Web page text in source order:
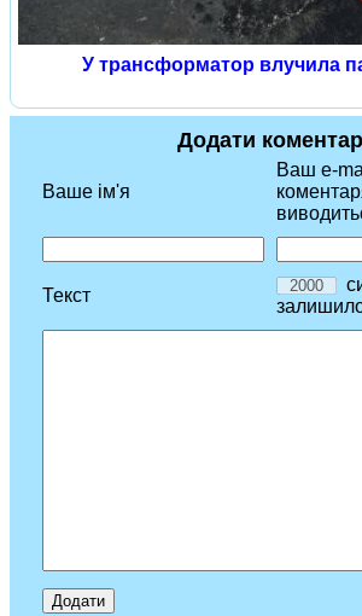
У трансформатор влучила
Додати коментар
Ваше ім'я
Ваш e-
Текст